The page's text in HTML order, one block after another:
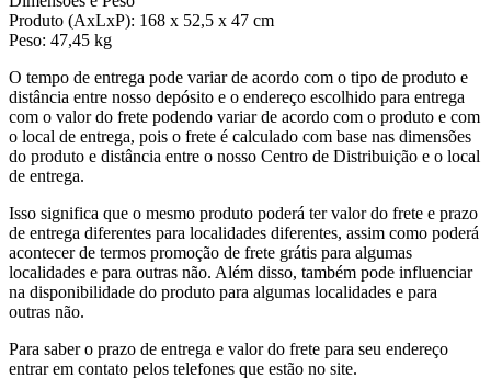
Produto (AxLxP): 168 x 52,5 x 47 cm
Peso: 47,45 kg
O tempo de entrega pode variar de acordo com o tipo de produto e
distância entre nosso depósito e o endereço escolhido para entrega
com o valor do frete podendo variar de acordo com o produto e com
o local de entrega, pois o frete é calculado com base nas dimensões
do produto e distância entre o nosso Centro de Distribuição e o local
de entrega.
Isso significa que o mesmo produto poderá ter valor do frete e prazo
de entrega diferentes para localidades diferentes, assim como poderá
acontecer de termos promoção de frete grátis para algumas
localidades e para outras não. Além disso, também pode influenciar
na disponibilidade do produto para algumas localidades e para
outras não.
Para saber o prazo de entrega e valor do frete para seu endereço
entrar em contato pelos telefones que estão no site.